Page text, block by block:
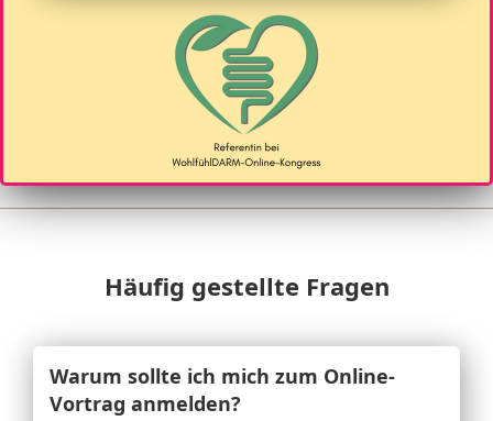
Häufig gestellte Fragen
Warum sollte ich mich zum Online-
Vortrag anmelden?